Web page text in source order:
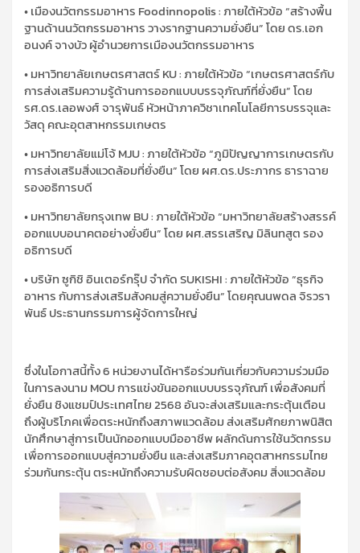
• เมืองนวัตกรรมอาหาร Foodinnopolis : ภายใต้หัวข้อ “สร้างพื้น
ฐานด้านนวัตกรรมอาหาร วางรากฐานความยั่งยืน” โดย ดร.เอก
อนงค์ จางบัว ผู้อำนวยการเมืองนวัตกรรมอาหาร
• มหาวิทยาลัยเกษตรศาสตร์ KU : ภายใต้หัวข้อ “เกษตรศาสตร์กับ
การส่งเสริมความรู้ด้านการออกแบบบรรจุภัณฑ์ที่ยั่งยืน” โดย
รศ.ดร.เลอพงศ์ จารุพันธ์ หัวหน้าภาควิชาเทคโนโลยีการบรรจุและ
วัสดุ คณะอุตสาหกรรมเกษตร
• มหาวิทยาลัยแม่โจ้ MJU : ภายใต้หัวข้อ “ภูมิปัญญาการเกษตรกับ
การส่งเสริมสิ่งแวดล้อมที่ยั่งยืน” โดย ผศ.ดร.ประภากร ธาราฉาย
รองอธิการบดี
• มหาวิทยาลัยกรุงเทพ BU : ภายใต้หัวข้อ “มหาวิทยาลัยสร้างสรรค์
ออกแบบอนาคตอย่างยั่งยืน” โดย ผศ.สรรเสริญ มิลินทสูต รอง
อธิการบดี
• บริษัท ซูกิชิ อินเตอร์กรุ๊ป จำกัด SUKISHI : ภายใต้หัวข้อ “ธุรกิจ
อาหาร กับการส่งเสริมสังคมสู่ความยั่งยืน” โดยคุณนพดล จิรวรา
พันธ์ ประธานกรรมการผู้จัดการใหญ่
ซึ่งในโอกาสนี้ทั้ง 6 หน่วยงานได้หารือร่วมกันเกี่ยวกับความร่วมมือ
ในการลงนาม MOU การแข่งขันออกแบบบรรจุภัณฑ์ เพื่อสังคมที่
ยั่งยืน ชิงแชมป์ประเทศไทย 2568 อันจะส่งเสริมและกระตุ้นเตือน
ถึงผู้บริโภคเพื่อตระหนักถึงสภาพแวดล้อม ส่งเสริมศักยภาพนิสิต
นักศึกษาสู่การเป็นนักออกแบบมืออาชีพ ผลักดันการใช้นวัตกรรม
เพื่อการออกแบบสู่ความยั่งยืน และส่งเสริมภาคอุตสาหกรรมไทย
ร่วมกันกระตุ้น ตระหนักถึงความรับผิดชอบต่อสังคม สิ่งแวดล้อม